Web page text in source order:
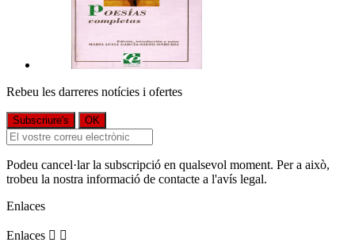
Rebeu les darreres notícies i ofertes
Podeu cancel·lar la subscripció en qualsevol moment. Per a això,
trobeu la nostra informació de contacte a l'avís legal.
Enlaces
Enlaces  